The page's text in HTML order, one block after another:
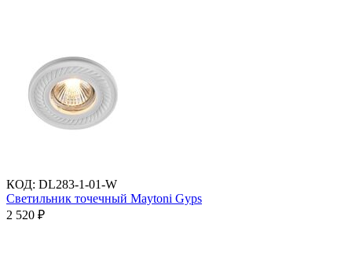
КОД: DL283-1-01-W
Светильник точечный Maytoni Gyps
2 520 ₽